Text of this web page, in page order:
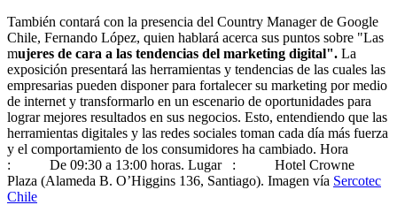
También contará con la presencia del Country Manager de Google
Chile, Fernando López, quien hablará acerca sus puntos sobre "Las
mujeres de cara a las tendencias del marketing digital". La
exposición presentará las herramientas y tendencias de las cuales las
empresarias pueden disponer para fortalecer su marketing por medio
de internet y transformarlo en un escenario de oportunidades para
lograr mejores resultados en sus negocios. Esto, entendiendo que las
herramientas digitales y las redes sociales toman cada día más fuerza
y el comportamiento de los consumidores ha cambiado. Hora
: De 09:30 a 13:00 horas. Lugar : Hotel Crowne
Plaza (Alameda B. O’Higgins 136, Santiago). Imagen vía Sercotec
Chile